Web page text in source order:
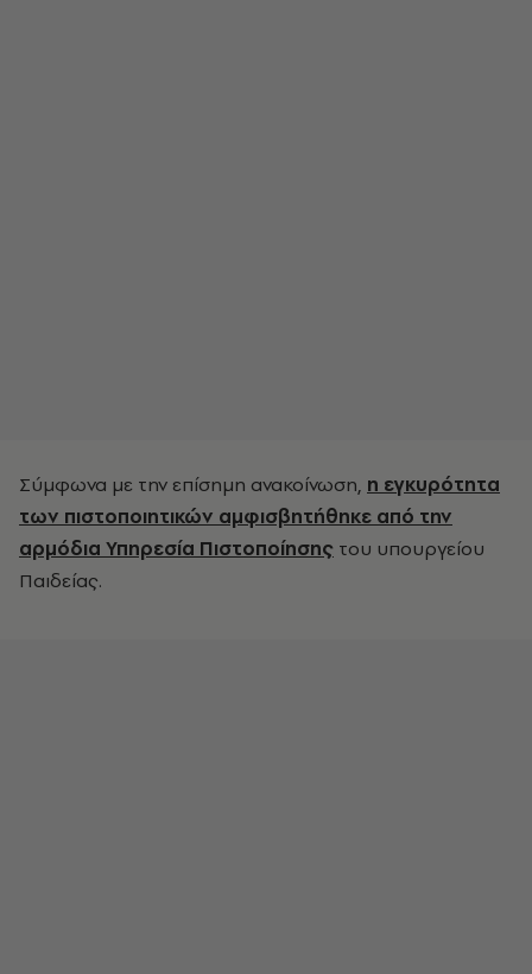
Σύμφωνα με την επίσημη ανακοίνωση, η εγκυρότητα
των πιστοποιητικών αμφισβητήθηκε από την
αρμόδια Υπηρεσία Πιστοποίησης του υπουργείου
Παιδείας.